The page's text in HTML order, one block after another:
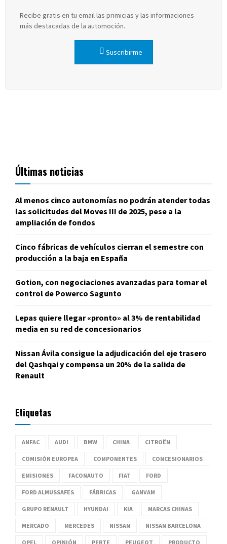
Recibe gratis en tu email las primicias y las informaciones
más destacadas de la automoción.
Suscribirme
Últimas noticias
Al menos cinco autonomías no podrán atender todas
las solicitudes del Moves III de 2025, pese a la
ampliación de fondos
Cinco fábricas de vehículos cierran el semestre con
producción a la baja en España
Gotion, con negociaciones avanzadas para tomar el
control de Powerco Sagunto
Lepas quiere llegar «pronto» al 3% de rentabilidad
media en su red de concesionarios
Nissan Ávila consigue la adjudicación del eje trasero
del Qashqai y compensa un 20% de la salida de
Renault
Etiquetas
ANFAC AUDI BMW CHINA CITROËN
COMISIÓN EUROPEA COMPONENTES CONCESIONARIOS
EMISIONES FACONAUTO FIAT FORD
FORD ALMUSSAFES FÁBRICAS GANVAM
GRUPO RENAULT HYUNDAI KIA MARCAS CHINAS
MERCADO MERCEDES NISSAN NISSAN BARCELONA
OPEL OPINIÓN PERTE PEUGEOT PRODUCTO